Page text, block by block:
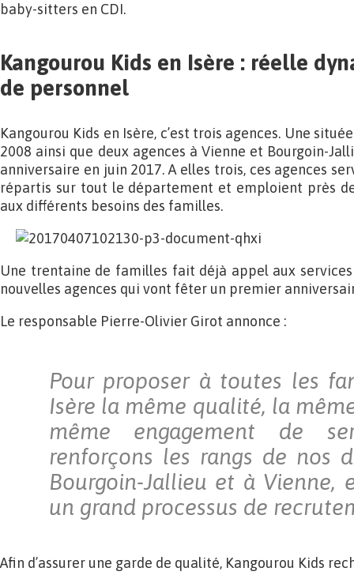
baby-sitters en CDI.
Kangourou Kids en Isère : réelle
de personnel
Kangourou Kids en Isère, c’est trois agences. Une
2008 ainsi que deux agences à Vienne et Bourgoin-
anniversaire en juin 2017. A elles trois, ces agences
répartis sur tout le département et emploient près
aux différents besoins des familles.
Une trentaine de familles fait déjà appel aux
nouvelles agences qui vont fêter un premier
Le responsable Pierre-Olivier Girot annonce :
Pour proposer à toutes les
Isère la même qualité, la
même engagement de
renforçons les rangs de nos
Bourgoin-Jallieu et à Vienne,
un grand processus de
Afin d’assurer une garde de qualité, Kangourou Kids